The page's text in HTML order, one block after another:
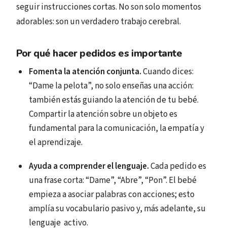
seguir instrucciones cortas. No son solo momentos
adorables: son un verdadero trabajo cerebral.
Por qué hacer pedidos es importante
Fomenta la atención conjunta.Cuando dices:
“Dame la pelota”, no solo enseñas una acción:
también estás guiando la atención de tu bebé.
Compartir la atención sobre un objeto es
fundamental para la comunicación, la empatía y
el aprendizaje.
Ayuda a comprender el lenguaje.Cada pedido es
una frase corta: “Dame”, “Abre”, “Pon”. El bebé
empieza a asociar palabras con acciones; esto
amplía su vocabulario pasivo y, más adelante, su
lenguaje activo.